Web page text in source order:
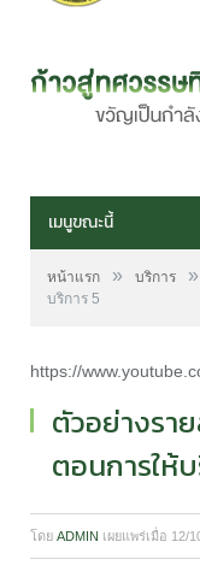
เมนูขณะนี้
หน้าแรก » บริการ »
บริการ 5
https://
ตัวอย่างรา
ตอนการให้
โดย ADMIN เผยแพร่เมื่อ 12/